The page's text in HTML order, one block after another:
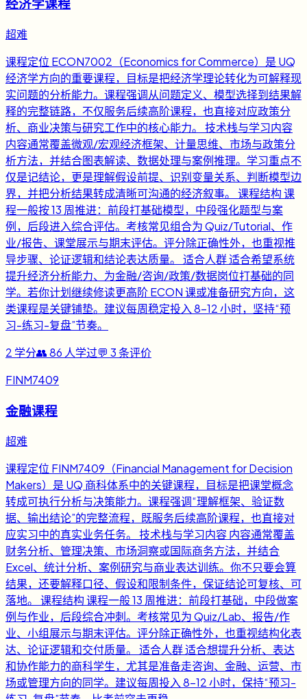
经济学课程
超难
课程定位 ECON7002（Economics for Commerce）是 UQ
经济学方向的重要课程，目标是把经济学理论转化为可解释现
实问题的分析能力。课程强调从问题定义、模型选择到结果解
释的完整链路，不仅服务后续高阶课程，也直接对应政策分
析、商业决策与研究工作中的核心能力。 技术栈与学习内容
内容通常覆盖微观/宏观经济框架、计量思维、市场与政策分
析方法，并结合图表解读、数据处理与案例推理。学习重点不
仅是记结论，更是理解假设前提、识别变量关系、判断模型边
界，并把分析结果转成清晰可沟通的经济叙事。 课程结构 课
程一般按 13 周推进：前段打基础模型，中段强化题型与案
例，后段进入综合评估。考核常见组合为 Quiz/Tutorial、作
业/报告、课堂展示与期末评估。评分除正确性外，也重视推
导步骤、论证逻辑和结论表达质量。 适合人群 适合希望系统
提升经济分析能力、为金融/咨询/政策/数据岗位打基础的同
学。若你计划继续修读更高阶 ECON 课或准备研究方向，这
类课程是关键铺垫。建议每周稳定投入 8-12 小时，坚持“预
习-练习-复盘”节奏。
2 学分👥86 人学过💬 3条评价
FINM7409
金融课程
超难
课程定位 FINM7409（Financial Management for Decision
Makers）是 UQ 商科体系中的关键课程，目标是把课堂概念
转成可执行分析与决策能力。课程强调“理解框架、验证数
据、输出结论”的完整流程，既服务后续高阶课程，也直接对
应实习中的真实业务任务。 技术栈与学习内容 内容通常覆盖
财务分析、管理决策、市场洞察或国际商务方法，并结合
Excel、统计分析、案例研究与商业表达训练。你不只要会算
结果，还要解释口径、假设和限制条件，保证结论可复核、可
落地。 课程结构 课程一般 13 周推进：前段打基础，中段做案
例与作业，后段综合冲刺。考核常见为 Quiz/Lab、报告/作
业、小组展示与期末评估。评分除正确性外，也重视结构化表
达、论证逻辑和交付质量。 适合人群 适合想提升分析、表达
和协作能力的商科学生，尤其是准备走咨询、金融、运营、市
场或管理方向的同学。建议每周投入 8-12 小时，保持“预习-